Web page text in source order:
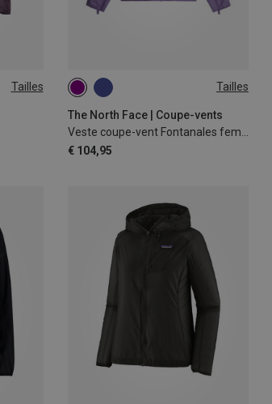
Tailles Tailles
The North Face | Coupe-vents
€ 104,95
XS S